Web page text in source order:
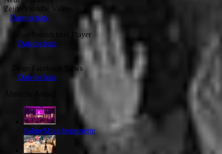
Zeige
Youtube Videos
Datenschutz
Zeige
Soundcloud Player
Datenschutz
Zeige Facebook News
Datenschutz
SahneMixx begeisterte